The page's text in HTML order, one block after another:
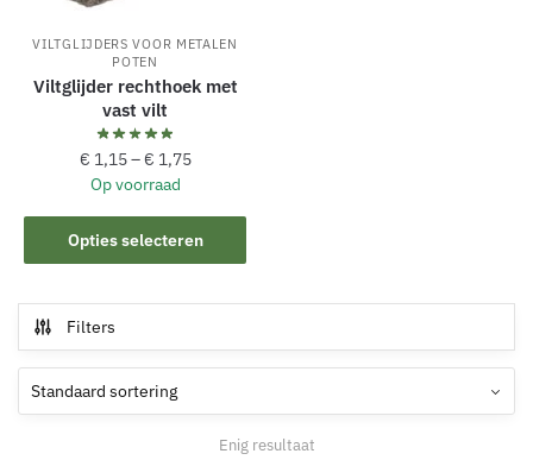
VILTGLIJDERS VOOR METALEN
POTEN
Viltglijder rechthoek met
vast vilt
€ 1,15–€ 1,75
Op voorraad
Opties selecteren
Dit
product
variaties.
Deze
optie
Filters
Enig resultaat